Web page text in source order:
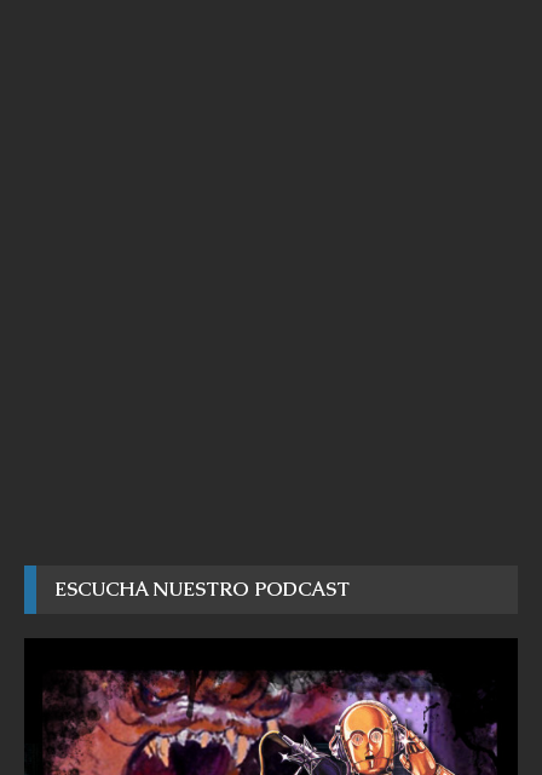
ESCUCHA NUESTRO PODCAST